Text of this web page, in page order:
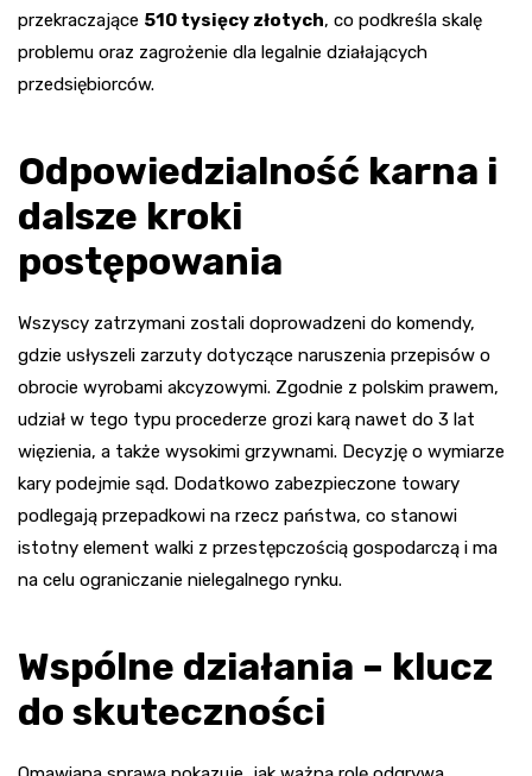
przekraczające 510 tysięcy złotych, co podkreśla skalę
problemu oraz zagrożenie dla legalnie działających
przedsiębiorców.
Odpowiedzialność karna i
dalsze kroki
postępowania
Wszyscy zatrzymani zostali doprowadzeni do komendy,
gdzie usłyszeli zarzuty dotyczące naruszenia przepisów o
obrocie wyrobami akcyzowymi. Zgodnie z polskim prawem,
udział w tego typu procederze grozi karą nawet do 3 lat
więzienia, a także wysokimi grzywnami. Decyzję o wymiarze
kary podejmie sąd. Dodatkowo zabezpieczone towary
podlegają przepadkowi na rzecz państwa, co stanowi
istotny element walki z przestępczością gospodarczą i ma
na celu ograniczanie nielegalnego rynku.
Wspólne działania – klucz
do skuteczności